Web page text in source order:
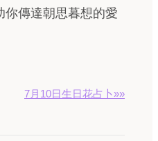
你傳達朝思暮想的愛
7月10日生日花占卜»»